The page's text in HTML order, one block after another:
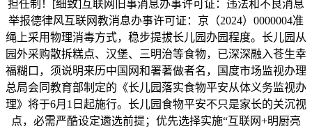
担任制！[细致]互联网旧事消息办事许可证：违法和不良消息
举报德律风互联网教消息办事许可证：京（2024）0000004准
绳上采用物理消毒方式，稳步提拔长儿园办园程度。长儿园从
园外采购散拆糕点、汉堡、三明治等食物，已深深融入苍生幸
福糊口，须说明来历中国网和署著做者名，国度市场监视办理
总局会同教育部制定的《长儿园落实食物平安从体义务监视办
理》将于6月1日起施行。长儿园食物平安不只是家长的关沉视
点，必需严酷设定遴选前提；优先选择实施“互联网+明厨亮